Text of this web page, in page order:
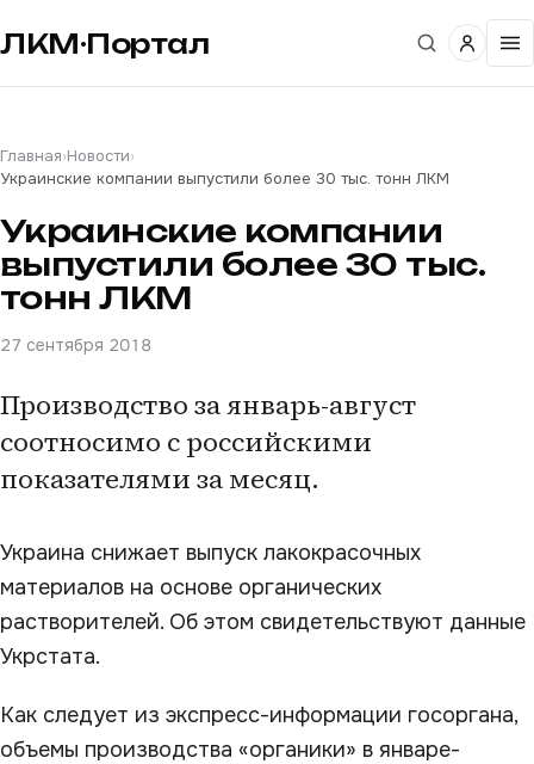
ЛКМ·Портал
Главная›Новости›
Украинские компании выпустили более 30 тыс. тонн ЛКМ
Украинские компании
выпустили более 30 тыс.
тонн ЛКМ
27 сентября 2018
Производство за январь-август
соотносимо с российскими
показателями за месяц.
Украина снижает выпуск лакокрасочных
материалов на основе органических
растворителей. Об этом свидетельствуют данные
Укрстата.
Как следует из экспресс-информации госоргана,
объемы производства «органики» в январе-